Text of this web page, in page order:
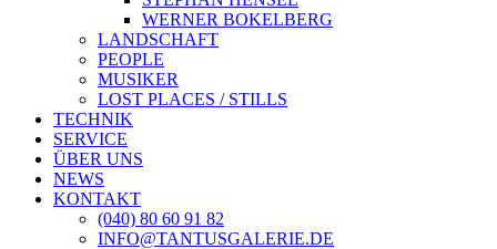
WERNER BOKELBERG
LANDSCHAFT
PEOPLE
MUSIKER
LOST PLACES / STILLS
TECHNIK
SERVICE
ÜBER UNS
NEWS
KONTAKT
(040) 80 60 91 82
INFO@TANTUSGALERIE.DE